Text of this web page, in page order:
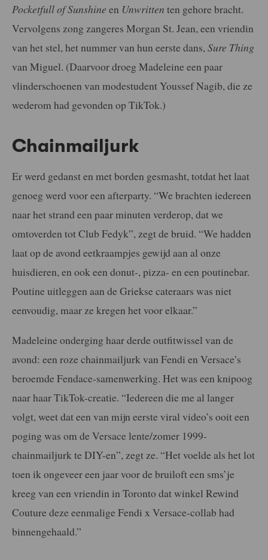
Pocketfull of Sunshine en Unwritten ten gehore bracht.
Vervolgens zong zangeres Morgan St. Jean, een vriendin
van het stel, het nummer van hun eerste dans, Sure Thing
van Miguel. (Daarvoor droeg Madeleine een paar
vlinderschoenen van modestudent Youssef Nagib, die ze
wederom had gevonden op TikTok.)
Chainmailjurk
Er werd gedanst en met borden gesmasht, totdat het laat
genoeg werd voor een afterparty. “We brachten iedereen
naar het strand een paar minuten verderop, dat we
omtoverden tot Club Fedyk”, zegt de bruid. “We hadden
laat op de avond eetkraampjes gewijd aan al onze
huisdieren, en ook een donut-, pizza- en een poutinebar.
Poutine uitleggen aan de Griekse cateraars was niet
eenvoudig, maar ze kregen het voor elkaar.”
Madeleine onderging haar derde outfitwissel van de
avond: een roze chainmailjurk van Fendi en Versace’s
beroemde Fendace-samenwerking. Het was een knipoog
naar haar TikTok-creatie. “Iedereen die me al langer
volgt, weet dat een van mijn eerste viral video’s ooit een
poging was om de Versace lente/zomer 1999-
chainmailjurk te DIY-en”, zegt ze. “Het voelde als het lot
toen ik ongeveer een jaar voor de bruiloft een sms’je
kreeg van een vriendin in Toronto dat winkel Rewind
Couture deze eenmalige Fendi x Versace-collab had
binnengehaald.”